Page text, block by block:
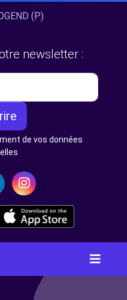
(P)
newsletter :
de vos données